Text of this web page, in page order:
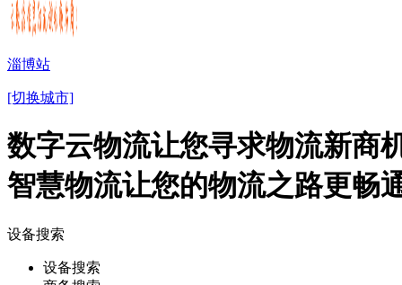
淄博站
[切换城市]
数字云物流让您寻求物流新商
智慧物流让您的物流之路更畅
设备搜索
设备搜索